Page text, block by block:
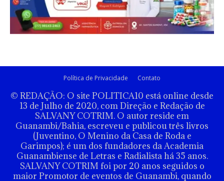
Política de Privacidade Contato
© REDAÇÃO: O site POLITICA10 está online desde
13 de Julho de 2020, com Direção e Redação de
SALVANY COTRIM. O autor reside em
Guanambi/Bahia, escreveu e publicou três livros
(Juventino, O Menino da Casa de Roda e
Garimpos); é um dos fundadores da Academia
Guanambiense de Letras e Radialista há 35 anos.
SALVANY COTRIM foi por 20 anos seguidos o
maior Promotor de eventos de Guanambi, quando